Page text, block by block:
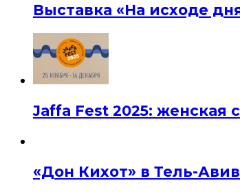
Выставка «На исходе
Jaffa Fest 2025:
«Дон Кихот» в Тель-